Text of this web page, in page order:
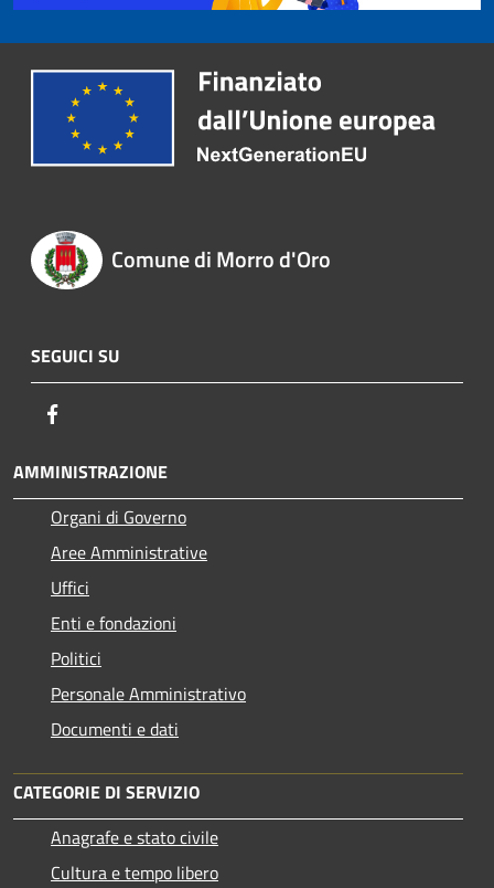
Comune di Morro d'Oro
SEGUICI SU
AMMINISTRAZIONE
Organi di Governo
Aree Amministrative
Uffici
Enti e fondazioni
Politici
Personale Amministrativo
Documenti e dati
CATEGORIE DI SERVIZIO
Anagrafe e stato civile
Cultura e tempo libero